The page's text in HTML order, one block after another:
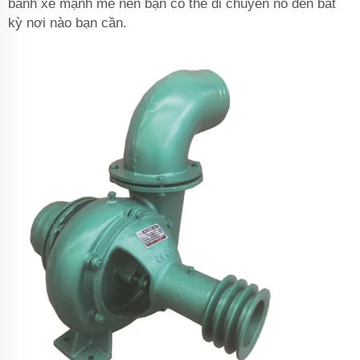
bánh xe mạnh mẽ nên bạn có thể di chuyển nó đến bất
kỳ nơi nào bạn cần.